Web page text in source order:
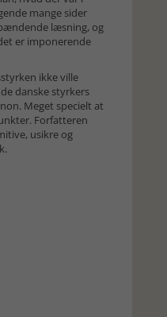
mange sider
læsning, og
er imponerende
ikke ville
danske styrkers
Meget specielt at
Forfatteren
usikre og